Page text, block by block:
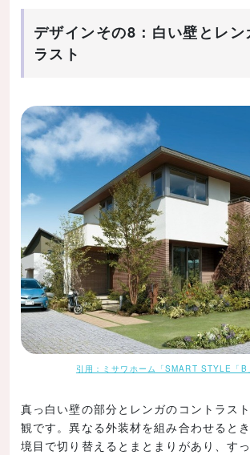
デザインその8：白い壁とレン
ラスト
引用：ミサワホーム「SMART STYLE「B
真っ白い壁の部分とレンガのコントラス
観です。異なる外装材を組み合わせると
境目で切り替えるとまとまりがあり、す